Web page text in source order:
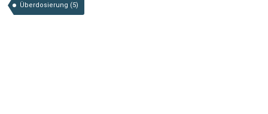
Überdosierung (5)